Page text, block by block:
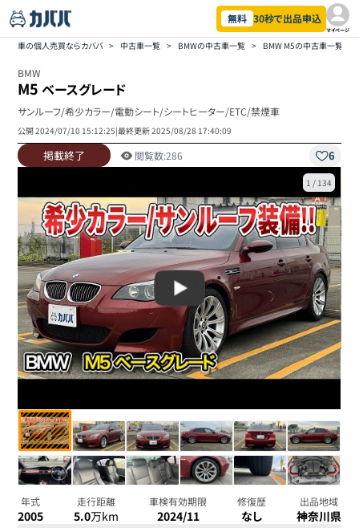
無料 30秒で出品申込
マイページ
車の個人売買ならカババ > 中古車一覧 > BMWの中古車一覧 > BMW M5の中古車一覧
BMW
M5 ベースグレード
サンルーフ/希少カラー/電動シート/シートヒーター/ETC/禁煙車
公開2024/07/10 15:12:25|最終更新2025/08/28 17:40:09
掲載終了 閲覧数:286 6
1 / 134
年式
2005
走行距離
5.0万km
車検有効期限
2024/11
修復歴
なし
出品地域
神奈川県